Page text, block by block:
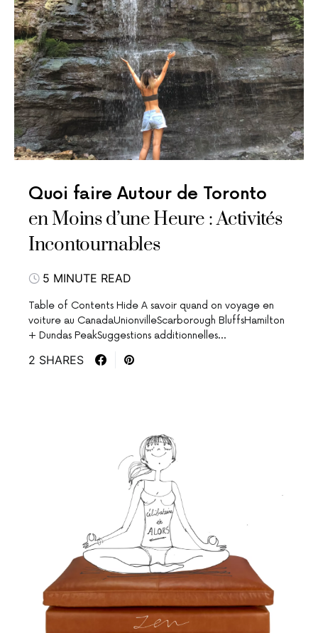
Quoi faire Autour de Toronto
en Moins d’une Heure : Activités
Incontournables
5 MINUTE READ
Table of Contents Hide A savoir quand on voyage en
voiture au CanadaUnionvilleScarborough BluffsHamilton
+ Dundas PeakSuggestions additionnelles…
2 SHARES